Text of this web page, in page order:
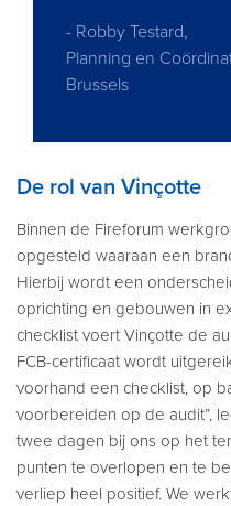
- Robby Testard,
Planning en
Brussels
De rol van Vinçotte
Binnen de Fireforum
opgesteld waaraan een
Hierbij wordt een
oprichting en gebouwen in
checklist voert Vinçotte de
FCB-certificaat wordt
voorhand een checklist, op
voorbereiden op de audit”,
twee dagen bij ons op het
punten te overlopen en te
verliep heel positief. We